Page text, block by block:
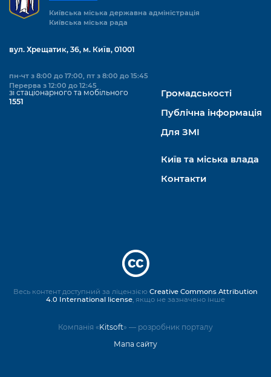
Київська міська державна адміністрація
Київська міська рада
вул. Хрещатик, 36, м. Київ, 01001
пн-чт з 8:00 до 17:00, пт з 8:00 до 15:45
Перерва з 12:00 до 12:45
зі стаціонарного та мобільного
1551
Громадськості
Публічна інформація
Для ЗМІ
Київ та міська влада
Контакти
Компанія «Kitsoft» — розробник порталу
Мапа сайту
Весь контент доступний за ліцензією Creative Commons Attribution
4.0 International license, якщо не зазначено інше